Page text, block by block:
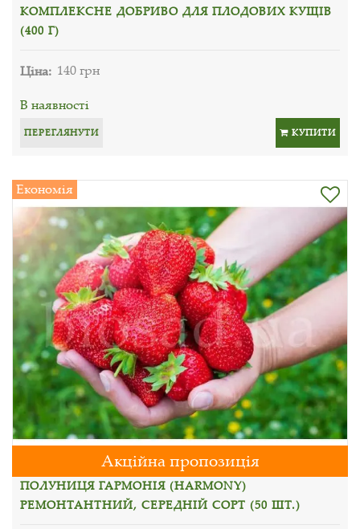
КОМПЛЕКСНЕ ДОБРИВО ДЛЯ ПЛОДОВИХ КУЩІВ
(400 Г)
Ціна: 140 грн
В наявності
ПЕРЕГЛЯНУТИ КУПИТИ
Економія
Акційна пропозиція
ПОЛУНИЦЯ ГАРМОНІЯ (HARMONY)
РЕМОНТАНТНИЙ, СЕРЕДНІЙ СОРТ (50 ШТ.)